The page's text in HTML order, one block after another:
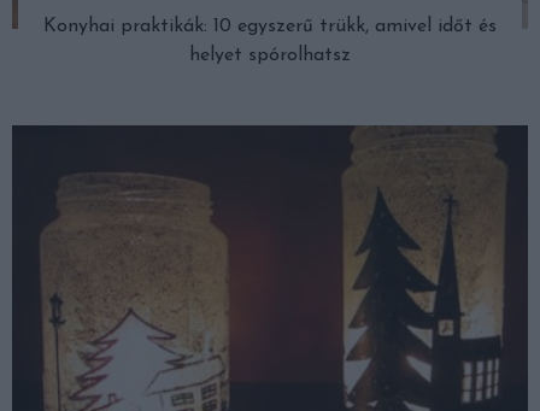
Konyhai praktikák: 10 egyszerű trükk, amivel időt és
helyet spórolhatsz